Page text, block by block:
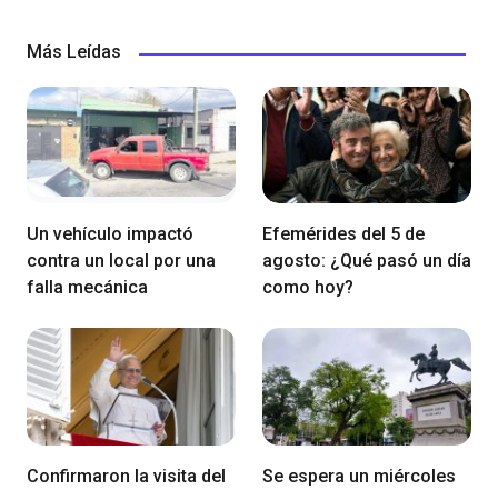
Más Leídas
Un vehículo impactó
contra un local por una
falla mecánica
Efemérides del 5 de
agosto: ¿Qué pasó un día
como hoy?
Confirmaron la visita del
Se espera un miércoles